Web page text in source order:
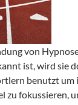
von
ist, wird sie
benutzt um
zu fokussieren,